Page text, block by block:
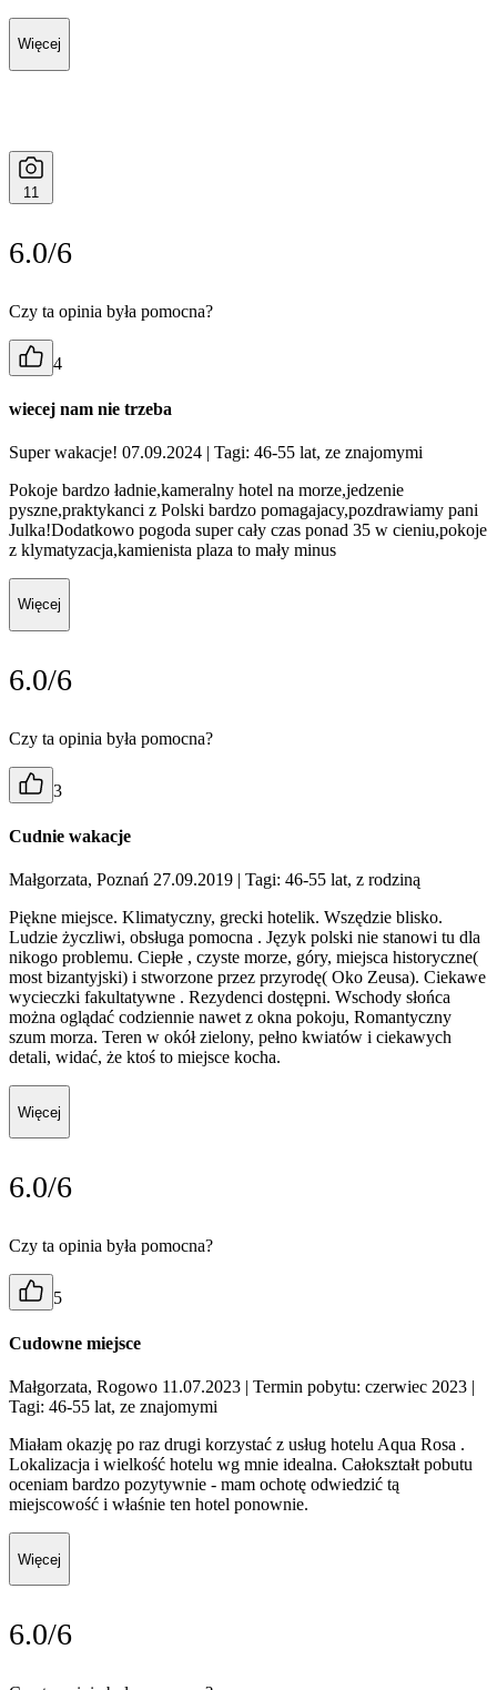
Więcej
11
6.0/6
Czy ta opinia była pomocna?
4
wiecej nam nie trzeba
Super wakacje! 07.09.2024 | Tagi: 46-55 lat, ze znajomymi
Pokoje bardzo ładnie,kameralny hotel na morze,jedzenie
pyszne,praktykanci z Polski bardzo pomagajacy,pozdrawiamy pani
Julka!Dodatkowo pogoda super cały czas ponad 35 w cieniu,pokoje
z klymatyzacja,kamienista plaza to mały minus
Więcej
6.0/6
Czy ta opinia była pomocna?
3
Cudnie wakacje
Małgorzata, Poznań 27.09.2019 | Tagi: 46-55 lat, z rodziną
Piękne miejsce. Klimatyczny, grecki hotelik. Wszędzie blisko.
Ludzie życzliwi, obsługa pomocna . Język polski nie stanowi tu dla
nikogo problemu. Ciepłe , czyste morze, góry, miejsca historyczne(
most bizantyjski) i stworzone przez przyrodę( Oko Zeusa). Ciekawe
wycieczki fakultatywne . Rezydenci dostępni. Wschody słońca
można oglądać codziennie nawet z okna pokoju, Romantyczny
szum morza. Teren w okół zielony, pełno kwiatów i ciekawych
detali, widać, że ktoś to miejsce kocha.
Więcej
6.0/6
Czy ta opinia była pomocna?
5
Cudowne miejsce
Małgorzata, Rogowo 11.07.2023 | Termin pobytu: czerwiec 2023 |
Tagi: 46-55 lat, ze znajomymi
Miałam okazję po raz drugi korzystać z usług hotelu Aqua Rosa .
Lokalizacja i wielkość hotelu wg mnie idealna. Całokształt pobutu
oceniam bardzo pozytywnie - mam ochotę odwiedzić tą
miejscowość i właśnie ten hotel ponownie.
Więcej
6.0/6